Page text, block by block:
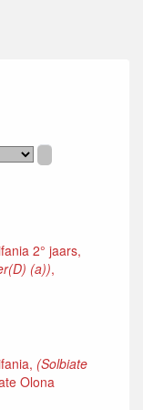
2° jaars,
(a)),
(Solbiate
Olona